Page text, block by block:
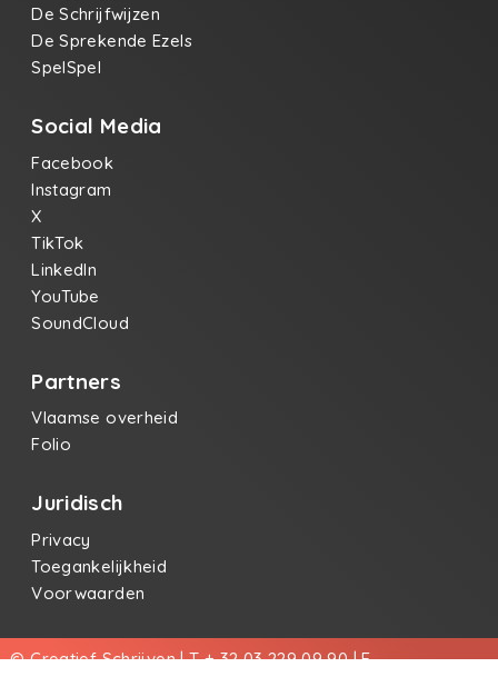
De Schrijfwijzen
De Sprekende Ezels
SpelSpel
Social Media
Facebook
Instagram
X
TikTok
LinkedIn
YouTube
SoundCloud
Partners
Vlaamse overheid
Folio
Juridisch
Privacy
Toegankelijkheid
Voorwaarden
© Creatief Schrijven | T + 32 03 229 09 90 | E